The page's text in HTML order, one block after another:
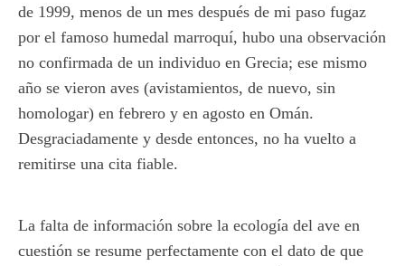
de 1999, menos de un mes después de mi paso fugaz
por el famoso humedal marroquí, hubo una observación
no confirmada de un individuo en Grecia; ese mismo
año se vieron aves (avistamientos, de nuevo, sin
homologar) en febrero y en agosto en Omán.
Desgraciadamente y desde entonces, no ha vuelto a
remitirse una cita fiable.
La falta de información sobre la ecología del ave en
cuestión se resume perfectamente con el dato de que